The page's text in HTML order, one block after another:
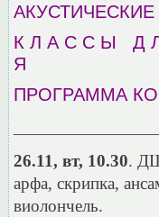
К Л А С С Ы Д
Я
ПРОГРАММА
26.11, вт, 10.30.
арфа, скрипка,
виолончель.